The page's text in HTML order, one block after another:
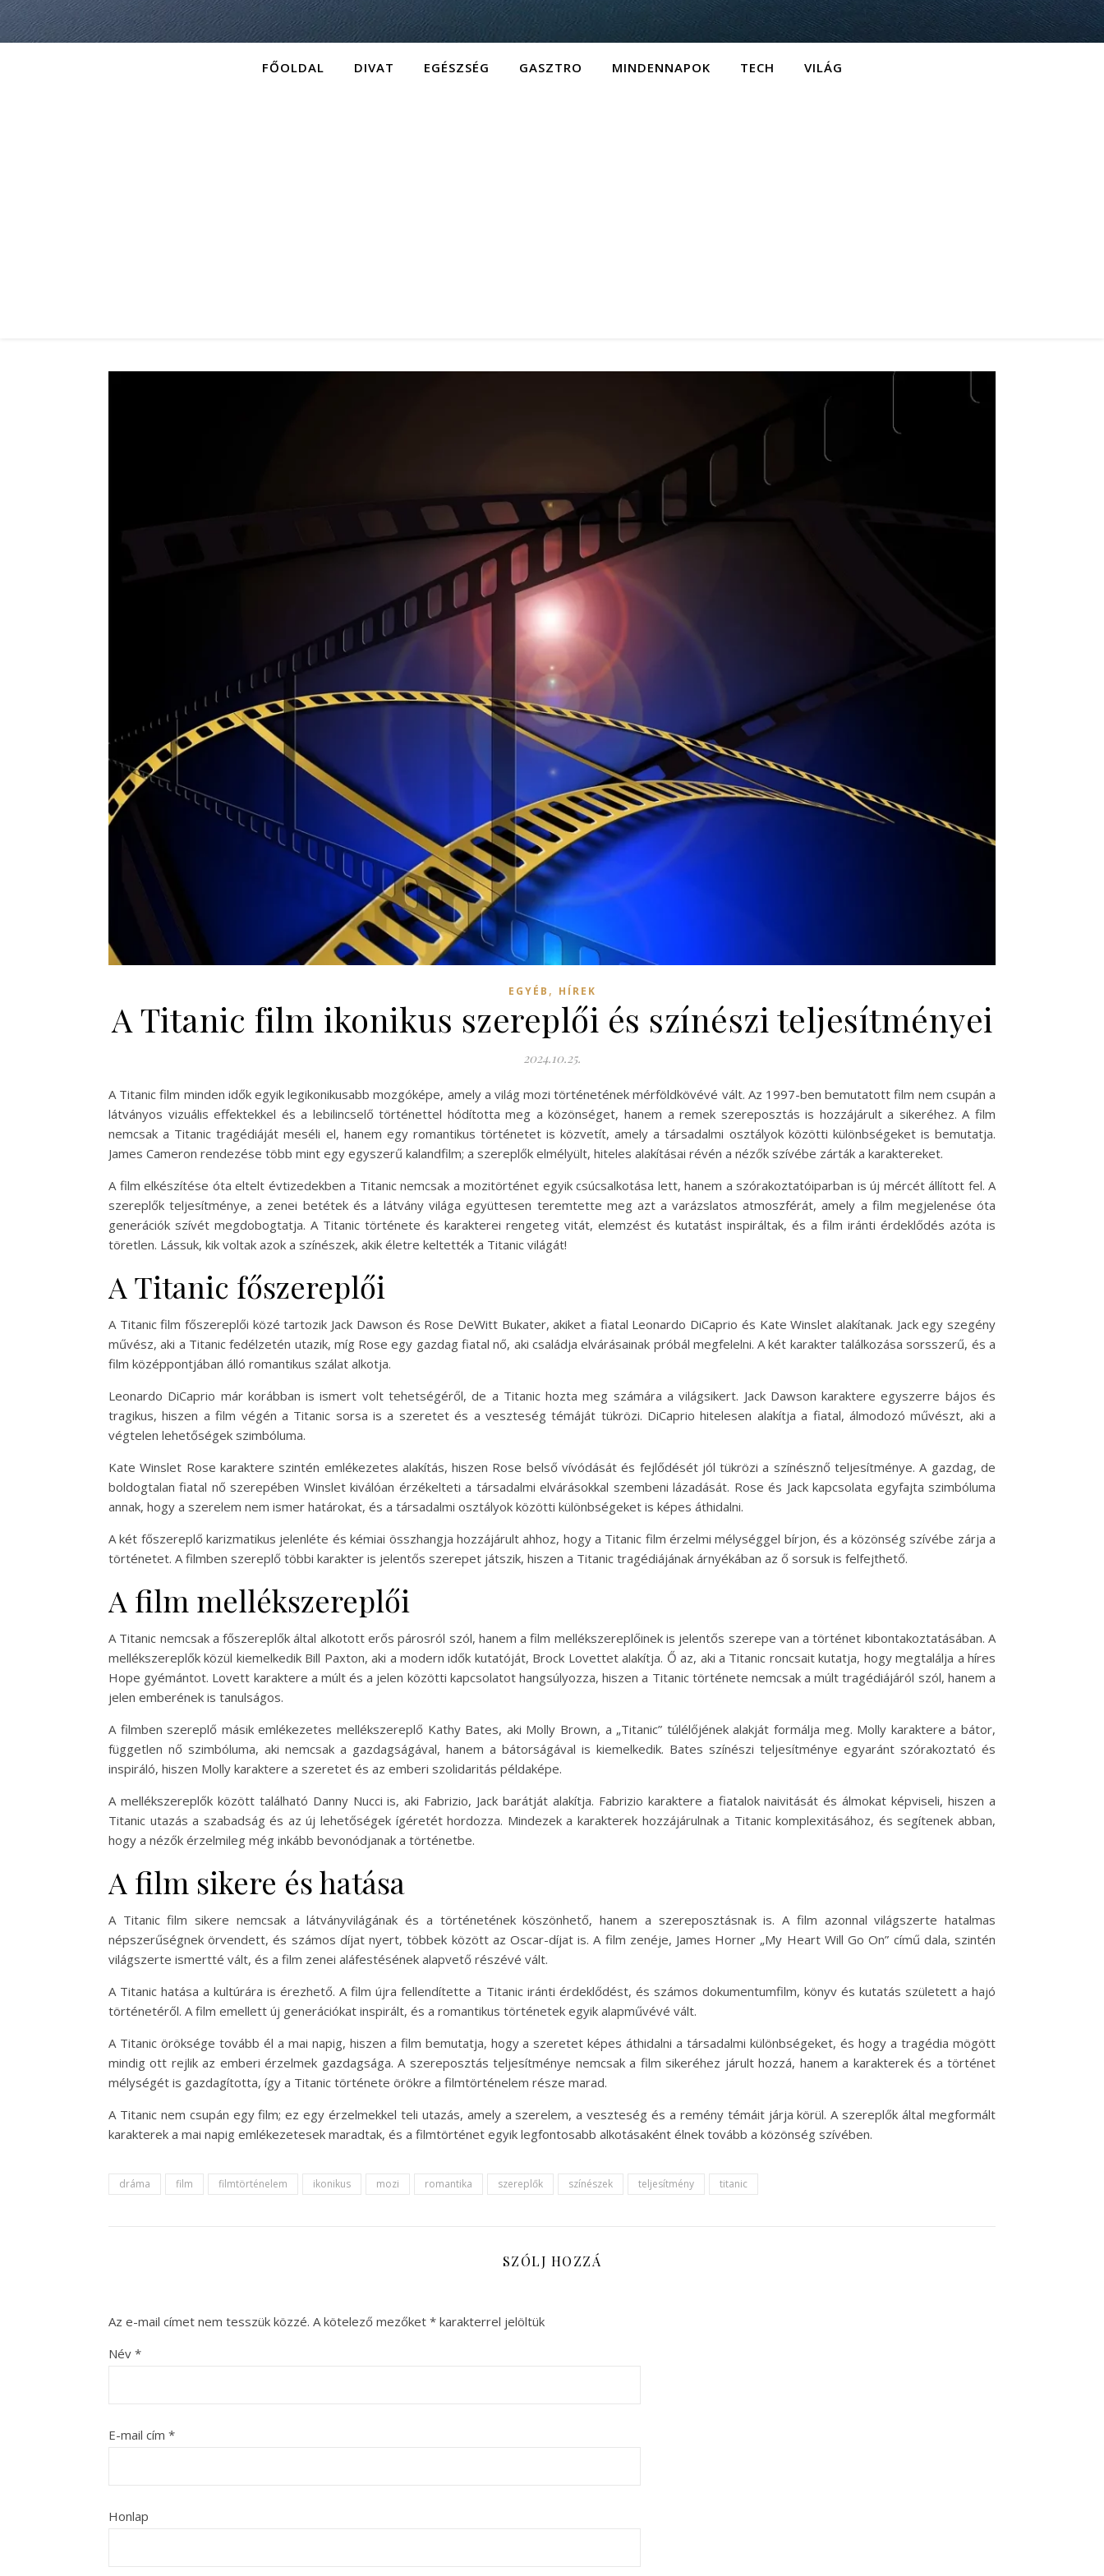
FŐOLDAL DIVAT EGÉSZSÉG GASZTRO MINDENNAPOK TECH VILÁG
EGYÉB , HÍREK
A Titanic film ikonikus szereplői és színészi teljesítményei
2024.10.25.
A Titanic film minden idők egyik legikonikusabb mozgóképe, amely a világ mozi történetének mérföldkövévé vált. Az 1997-ben bemutatott film nem csupán a
látványos vizuális effektekkel és a lebilincselő történettel hódította meg a közönséget, hanem a remek szereposztás is hozzájárult a sikeréhez. A film
nemcsak a Titanic tragédiáját meséli el, hanem egy romantikus történetet is közvetít, amely a társadalmi osztályok közötti különbségeket is bemutatja.
James Cameron rendezése több mint egy egyszerű kalandfilm; a szereplők elmélyült, hiteles alakításai révén a nézők szívébe zárták a karaktereket.
A film elkészítése óta eltelt évtizedekben a Titanic nemcsak a mozitörténet egyik csúcsalkotása lett, hanem a szórakoztatóiparban is új mércét állított fel. A
szereplők teljesítménye, a zenei betétek és a látvány világa együttesen teremtette meg azt a varázslatos atmoszférát, amely a film megjelenése óta
generációk szívét megdobogtatja. A Titanic története és karakterei rengeteg vitát, elemzést és kutatást inspiráltak, és a film iránti érdeklődés azóta is
töretlen. Lássuk, kik voltak azok a színészek, akik életre keltették a Titanic világát!
A Titanic főszereplői
A Titanic film főszereplői közé tartozik Jack Dawson és Rose DeWitt Bukater, akiket a fiatal Leonardo DiCaprio és Kate Winslet alakítanak. Jack egy szegény
művész, aki a Titanic fedélzetén utazik, míg Rose egy gazdag fiatal nő, aki családja elvárásainak próbál megfelelni. A két karakter találkozása sorsszerű, és a
film középpontjában álló romantikus szálat alkotja.
Leonardo DiCaprio már korábban is ismert volt tehetségéről, de a Titanic hozta meg számára a világsikert. Jack Dawson karaktere egyszerre bájos és
tragikus, hiszen a film végén a Titanic sorsa is a szeretet és a veszteség témáját tükrözi. DiCaprio hitelesen alakítja a fiatal, álmodozó művészt, aki a
végtelen lehetőségek szimbóluma.
Kate Winslet Rose karaktere szintén emlékezetes alakítás, hiszen Rose belső vívódását és fejlődését jól tükrözi a színésznő teljesítménye. A gazdag, de
boldogtalan fiatal nő szerepében Winslet kiválóan érzékelteti a társadalmi elvárásokkal szembeni lázadását. Rose és Jack kapcsolata egyfajta szimbóluma
annak, hogy a szerelem nem ismer határokat, és a társadalmi osztályok közötti különbségeket is képes áthidalni.
A két főszereplő karizmatikus jelenléte és kémiai összhangja hozzájárult ahhoz, hogy a Titanic film érzelmi mélységgel bírjon, és a közönség szívébe zárja a
történetet. A filmben szereplő többi karakter is jelentős szerepet játszik, hiszen a Titanic tragédiájának árnyékában az ő sorsuk is felfejthető.
A film mellékszereplői
A Titanic nemcsak a főszereplők által alkotott erős párosról szól, hanem a film mellékszereplőinek is jelentős szerepe van a történet kibontakoztatásában. A
mellékszereplők közül kiemelkedik Bill Paxton, aki a modern idők kutatóját, Brock Lovettet alakítja. Ő az, aki a Titanic roncsait kutatja, hogy megtalálja a híres
Hope gyémántot. Lovett karaktere a múlt és a jelen közötti kapcsolatot hangsúlyozza, hiszen a Titanic története nemcsak a múlt tragédiájáról szól, hanem a
jelen emberének is tanulságos.
A filmben szereplő másik emlékezetes mellékszereplő Kathy Bates, aki Molly Brown, a „Titanic” túlélőjének alakját formálja meg. Molly karaktere a bátor,
független nő szimbóluma, aki nemcsak a gazdagságával, hanem a bátorságával is kiemelkedik. Bates színészi teljesítménye egyaránt szórakoztató és
inspiráló, hiszen Molly karaktere a szeretet és az emberi szolidaritás példaképe.
A mellékszereplők között található Danny Nucci is, aki Fabrizio, Jack barátját alakítja. Fabrizio karaktere a fiatalok naivitását és álmokat képviseli, hiszen a
Titanic utazás a szabadság és az új lehetőségek ígéretét hordozza. Mindezek a karakterek hozzájárulnak a Titanic komplexitásához, és segítenek abban,
hogy a nézők érzelmileg még inkább bevonódjanak a történetbe.
A film sikere és hatása
A Titanic film sikere nemcsak a látványvilágának és a történetének köszönhető, hanem a szereposztásnak is. A film azonnal világszerte hatalmas
népszerűségnek örvendett, és számos díjat nyert, többek között az Oscar-díjat is. A film zenéje, James Horner „My Heart Will Go On” című dala, szintén
világszerte ismertté vált, és a film zenei aláfestésének alapvető részévé vált.
A Titanic hatása a kultúrára is érezhető. A film újra fellendítette a Titanic iránti érdeklődést, és számos dokumentumfilm, könyv és kutatás született a hajó
történetéről. A film emellett új generációkat inspirált, és a romantikus történetek egyik alapművévé vált.
A Titanic öröksége tovább él a mai napig, hiszen a film bemutatja, hogy a szeretet képes áthidalni a társadalmi különbségeket, és hogy a tragédia mögött
mindig ott rejlik az emberi érzelmek gazdagsága. A szereposztás teljesítménye nemcsak a film sikeréhez járult hozzá, hanem a karakterek és a történet
mélységét is gazdagította, így a Titanic története örökre a filmtörténelem része marad.
A Titanic nem csupán egy film; ez egy érzelmekkel teli utazás, amely a szerelem, a veszteség és a remény témáit járja körül. A szereplők által megformált
karakterek a mai napig emlékezetesek maradtak, és a filmtörténet egyik legfontosabb alkotásaként élnek tovább a közönség szívében.
dráma film filmtörténelem ikonikus mozi romantika szereplők színészek teljesítmény titanic
SZÓLJ HOZZÁ
Az e-mail címet nem tesszük közzé. A kötelező mezőket * karakterrel jelöltük
Név *
E-mail cím *
Honlap